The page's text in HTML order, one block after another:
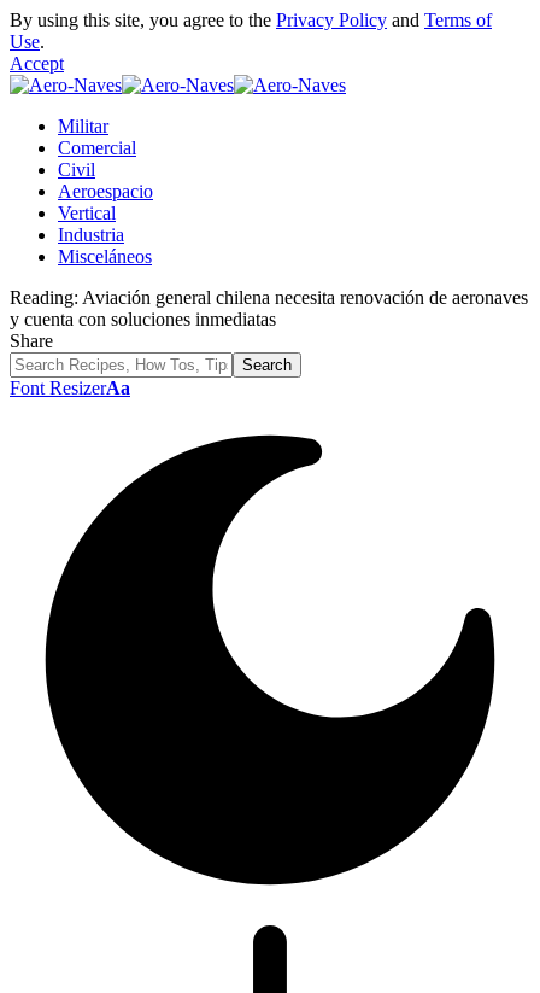
By using this site, you agree to the Privacy Policy and Terms of
Use.
Accept
Militar
Comercial
Civil
Aeroespacio
Vertical
Industria
Misceláneos
Reading: Aviación general chilena necesita renovación de aeronaves
y cuenta con soluciones inmediatas
Share
Font ResizerAa